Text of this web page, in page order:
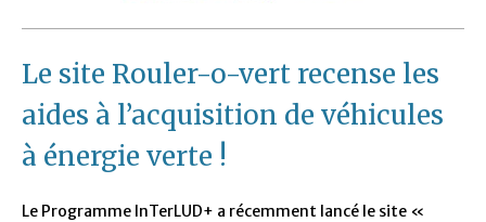
Le site Rouler-o-vert recense les
aides à l’acquisition de véhicules
à énergie verte !
Le Programme InTerLUD+ a récemment lancé le site «